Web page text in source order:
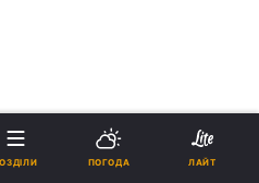
ПОГОДА ЛАЙТ